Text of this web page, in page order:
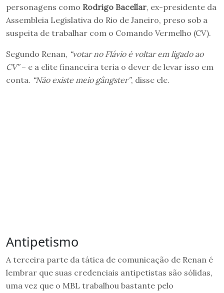
personagens como Rodrigo Bacellar, ex-presidente da
Assembleia Legislativa do Rio de Janeiro, preso sob a
suspeita de trabalhar com o Comando Vermelho (CV).
Segundo Renan, “votar no Flávio é voltar em ligado ao
CV”– e a elite financeira teria o dever de levar isso em
conta. “Não existe meio gângster”, disse ele.
Antipetismo
A terceira parte da tática de comunicação de Renan é
lembrar que suas credenciais antipetistas são sólidas,
uma vez que o MBL trabalhou bastante pelo